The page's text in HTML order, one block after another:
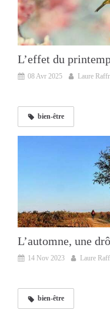
L’effet du
08 Avr 2025 Laure
bien-être
L’automne, une
14 Nov 2023 Laure
bien-être